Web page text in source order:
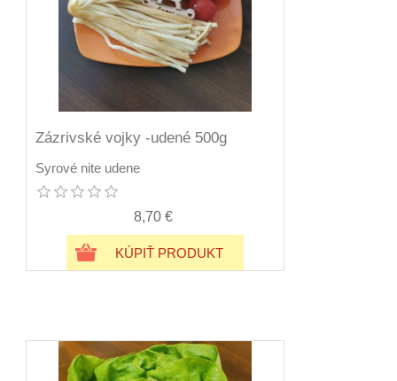
Zázrivské vojky -udené 500g
Syrové nite udene
8,70 €
KÚPIŤ PRODUKT